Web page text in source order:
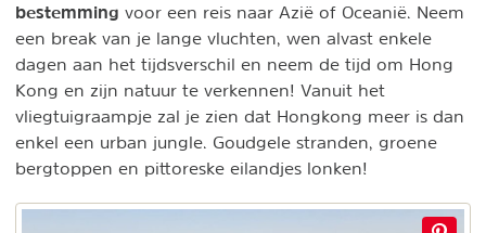
bestemming voor een reis naar Azië of Oceanië. Neem
een break van je lange vluchten, wen alvast enkele
dagen aan het tijdsverschil en neem de tijd om Hong
Kong en zijn natuur te verkennen! Vanuit het
vliegtuigraampje zal je zien dat Hongkong meer is dan
enkel een urban jungle. Goudgele stranden, groene
bergtoppen en pittoreske eilandjes lonken!